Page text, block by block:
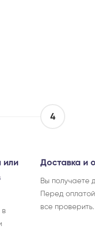
или
в
4
Доставка и
Вы получаете
Перед
все проверить.